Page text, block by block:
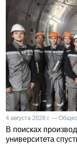
4 августа 2026 г. —
В поисках
университета